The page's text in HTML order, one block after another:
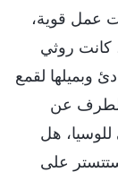
عمل قوية،
كانت روثي
وبميلها لقمع
الطرف عن
هل
على